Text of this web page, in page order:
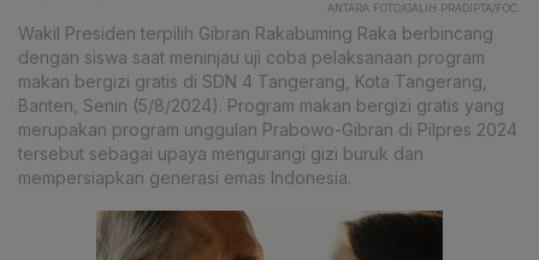
ANTARA FOTO/GALIH PRADIPTA/FOC.
Wakil Presiden terpilih Gibran Rakabuming Raka berbincang
dengan siswa saat meninjau uji coba pelaksanaan program
makan bergizi gratis di SDN 4 Tangerang, Kota Tangerang,
Banten, Senin (5/8/2024). Program makan bergizi gratis yang
merupakan program unggulan Prabowo-Gibran di Pilpres 2024
tersebut sebagai upaya mengurangi gizi buruk dan
mempersiapkan generasi emas Indonesia.